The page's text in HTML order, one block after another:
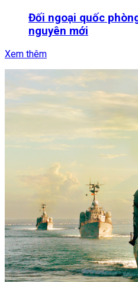
Đối ngoại quốc
nguyên mới
Xem thêm